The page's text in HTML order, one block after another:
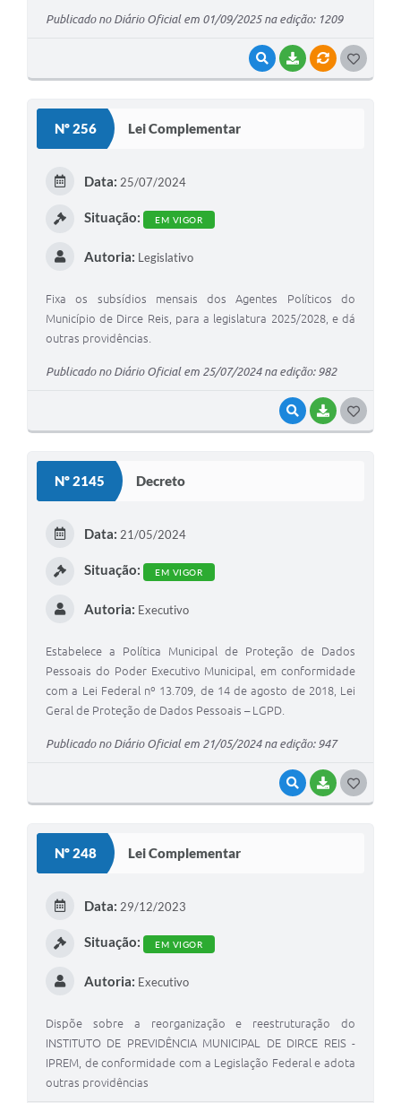
VISUALIZAR
BAIXARVÍNCULOS
Publicado no Diário Oficial em 01/09/2025 na edição: 1209
Nº 256 Lei Complementar
VISUALIZAR
BAIXAR
Data: 25/07/2024
Situação: EM VIGOR
Autoria: Legislativo
Fixa os subsídios mensais dos Agentes Políticos do
Município de Dirce Reis, para a legislatura 2025/2028, e dá
outras providências.
Publicado no Diário Oficial em 25/07/2024 na edição: 982
Nº 2145 Decreto
VISUALIZAR
BAIXAR
Data: 21/05/2024
Situação: EM VIGOR
Autoria: Executivo
Estabelece a Política Municipal de Proteção de Dados
Pessoais do Poder Executivo Municipal, em conformidade
com a Lei Federal nº 13.709, de 14 de agosto de 2018, Lei
Geral de Proteção de Dados Pessoais – LGPD.
Publicado no Diário Oficial em 21/05/2024 na edição: 947
Nº 248 Lei Complementar
Data: 29/12/2023
Situação: EM VIGOR
Autoria: Executivo
Dispõe sobre a reorganização e reestruturação do
INSTITUTO DE PREVIDÊNCIA MUNICIPAL DE DIRCE REIS -
IPREM, de conformidade com a Legislação Federal e adota
outras providências